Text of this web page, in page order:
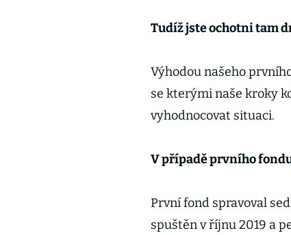
Tudíž jste ochotni tam
Výhodou našeho
se kterými naše kroky
vyhodnocovat situaci.
V případě prvního
První fond spravoval
spuštěn v říjnu 2019 a